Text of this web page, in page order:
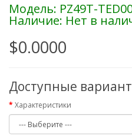
Модель: PZ49T-
Наличие: Нет в
$0.0000
Доступные
Характеристики